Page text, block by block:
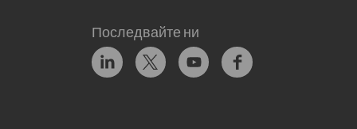
Последвайте ни